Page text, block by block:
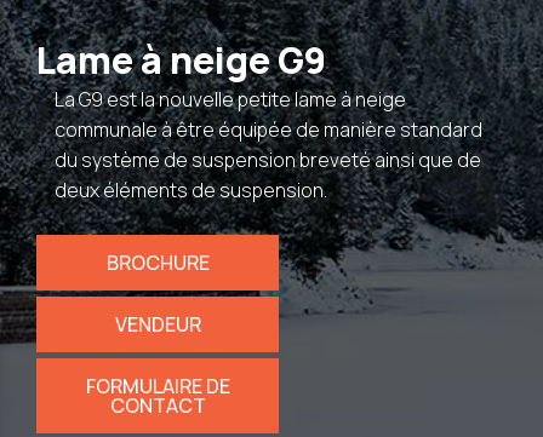
Lame à neige G9
La G9 est la nouvelle petite lame à neige
communale à être équipée de manière standard
du système de suspension breveté ainsi que de
deux éléments de suspension.
BROCHURE
VENDEUR
FORMULAIRE DE
CONTACT